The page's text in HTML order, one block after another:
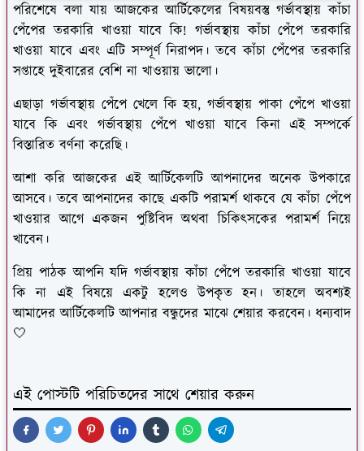
পরিশেষে বলা যায় আজকের আর্টিকেলের বিষয়বস্তু গর্ভাবস্থায় কাঁচা
পেঁপের তরকারি খাওয়া যাবে কি! গর্ভাবস্থায় কাঁচা পেঁপে তরকারি
খাওয়া যাবে এবং এটি সম্পূর্ণ নিরাপদ। তবে কাঁচা পেঁপের তরকারি
সপ্তাহে দুইবারের বেশি না খাওয়ায় ভালো।
এছাড়া গর্ভাবস্থায় পেঁপে খেলে কি হয়, গর্ভাবস্থায় পাকা পেঁপে খাওয়া
যাবে কি এবং গর্ভাবস্থায় পেঁপে খাওয়া যাবে কিনা এই সম্পর্কে
বিস্তারিত বর্ণনা করেছি।
আশা করি আজকের এই আর্টিকেলটি আপনাদের অনেক উপকারে
আসবে। তবে আপনাদের কাছে একটি পরামর্শ থাকবে যে কাঁচা পেঁপে
খাওয়ার আগে একজন পুষ্টিবিদ অথবা চিকিৎসকের পরামর্শ নিয়ে
খাবেন।
প্রিয় পাঠক আপনি যদি গর্ভাবস্থায় কাঁচা পেঁপে তরকারি খাওয়া যাবে
কি না এই বিষয়ে একটু হলেও উপকৃত হন। তাহলে অবশ্যই
আমাদের আর্টিকেলটি আপনার বন্ধুদের মাঝে শেয়ার করবেন। ধন্যবাদ
🤍
এই পোস্টটি পরিচিতদের সাথে শেয়ার করুন